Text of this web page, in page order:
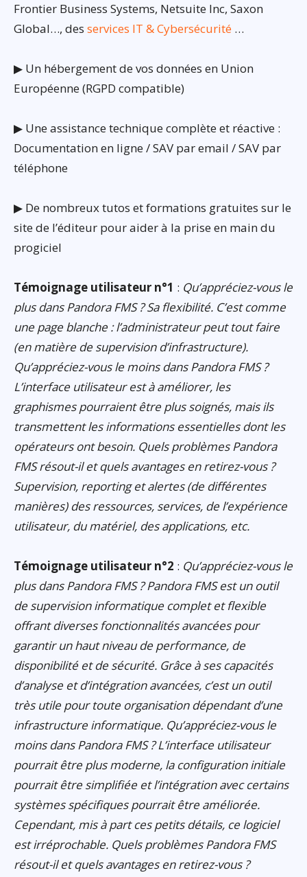
Frontier Business Systems, Netsuite Inc, Saxon
Global…, des services IT & Cybersécurité …
▶ Un hébergement de vos données en Union
Européenne (RGPD compatible)
▶ Une assistance technique complète et réactive :
Documentation en ligne / SAV par email / SAV par
téléphone
▶ De nombreux tutos et formations gratuites sur le
site de l’éditeur pour aider à la prise en main du
progiciel
Témoignage utilisateur n°1 : Qu’appréciez-vous le
plus dans Pandora FMS ? Sa flexibilité. C’est comme
une page blanche : l’administrateur peut tout faire
(en matière de supervision d’infrastructure).
Qu’appréciez-vous le moins dans Pandora FMS ?
L’interface utilisateur est à améliorer, les
graphismes pourraient être plus soignés, mais ils
transmettent les informations essentielles dont les
opérateurs ont besoin. Quels problèmes Pandora
FMS résout-il et quels avantages en retirez-vous ?
Supervision, reporting et alertes (de différentes
manières) des ressources, services, de l’expérience
utilisateur, du matériel, des applications, etc.
Témoignage utilisateur n°2 : Qu’appréciez-vous le
plus dans Pandora FMS ? Pandora FMS est un outil
de supervision informatique complet et flexible
offrant diverses fonctionnalités avancées pour
garantir un haut niveau de performance, de
disponibilité et de sécurité. Grâce à ses capacités
d’analyse et d’intégration avancées, c’est un outil
très utile pour toute organisation dépendant d’une
infrastructure informatique. Qu’appréciez-vous le
moins dans Pandora FMS ? L’interface utilisateur
pourrait être plus moderne, la configuration initiale
pourrait être simplifiée et l’intégration avec certains
systèmes spécifiques pourrait être améliorée.
Cependant, mis à part ces petits détails, ce logiciel
est irréprochable. Quels problèmes Pandora FMS
résout-il et quels avantages en retirez-vous ?